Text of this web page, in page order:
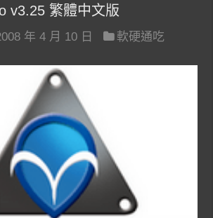
v3.25 繁體中文版
年 4 月 10 日
軟硬通吃